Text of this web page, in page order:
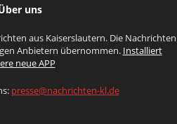
uns
aus Kaiserslautern. Die Nachrichten
Anbietern übernommen. Installiert
neue APP
presse@nachrichten-kl.de